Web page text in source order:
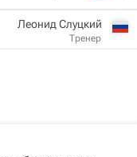
Леонид Слуцкий
Тренер